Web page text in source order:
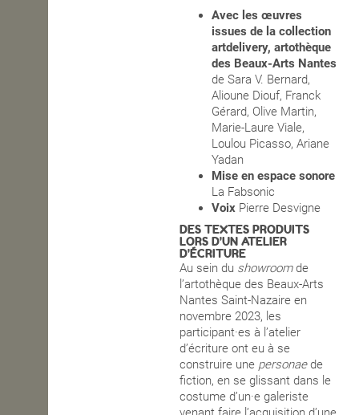
Avec les œuvres
issues de la collection
artdelivery, artothèque
des Beaux-Arts Nantes
de Sara V. Bernard,
Alioune Diouf, Franck
Gérard, Olive Martin,
Marie-Laure Viale,
Loulou Picasso, Ariane
Yadan
Mise en espace sonore
La Fabsonic
Voix Pierre Desvigne
DES TEXTES PRODUITS
LORS D'UN ATELIER
D'ÉCRITURE
Au sein du showroomde
l’artothèque des Beaux-Arts
Nantes Saint-Nazaire en
novembre 2023, les
participant·es à l’atelier
d’écriture ont eu à se
construire une personaede
fiction, en se glissant dans le
costume d’un·e galeriste